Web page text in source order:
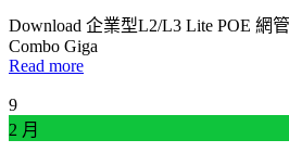
Download 企業型L2/L3 Lite POE 網
Combo Giga
Read more
9
2 月